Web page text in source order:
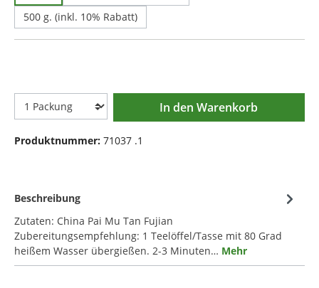
500 g. (inkl. 10% Rabatt)
In den Warenkorb
Produktnummer: 71037 .1
Beschreibung
Zutaten: China Pai Mu Tan Fujian
Zubereitungsempfehlung: 1 Teelöffel/Tasse mit 80 Grad
heißem Wasser übergießen. 2-3 Minuten… Mehr